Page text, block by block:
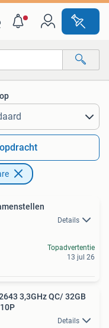
Details
Topadvertentie
13 jul 26
3,3GHz QC/ 32GB
Details